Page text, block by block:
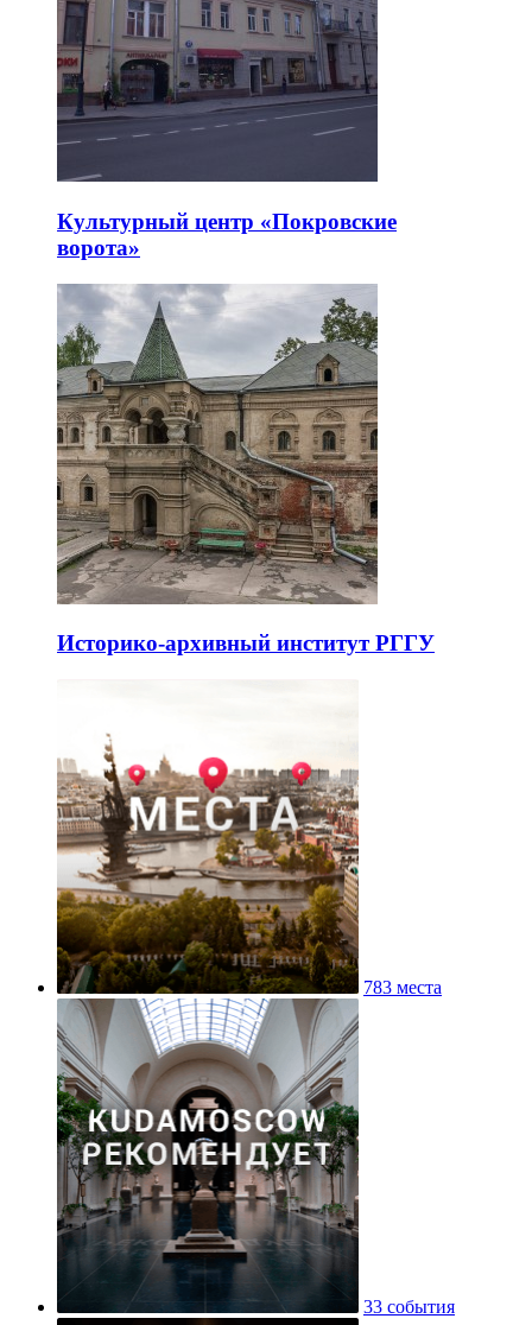
Культурный центр «Покровские
ворота»
Историко-архивный институт РГГУ
783 места
33 события